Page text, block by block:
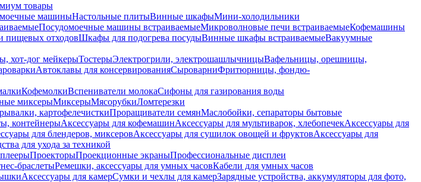
товары
машиныНастольные плитыВинные шкафыМини-холодильники
Посудомоечные машины встраиваемыеМикроволновые печи встраиваемыеКофемашины
пищевых отходовШкафы для подогрева посудыВинные шкафы встраиваемыеВакуумные
хот-дог мейкерыТостерыЭлектрогрили, электрошашлычницыВафельницы, орешницы,
Автоклавы для консервированияСыроварниФритюрницы, фондю-
КофемолкиВспениватели молокаСифоны для газирования воды
миксерыМиксерыМясорубкиЛомтерезки
картофелечисткиПроращиватели семянМаслобойки, сепараторы бытовые
контейнерыАксессуары для кофемашинАксессуары для мультиварок, хлебопечекАксессуары для
для блендеров, миксеровАксессуары для сушилок овощей и фруктовАксессуары для
для ухода за техникой
ПроекторыПроекционные экраныПрофессиональные дисплеи
браслетыРемешки, аксессуары для умных часовКабели для умных часов
Аксессуары для камерСумки и чехлы для камерЗарядные устройства, аккумуляторы для фото,